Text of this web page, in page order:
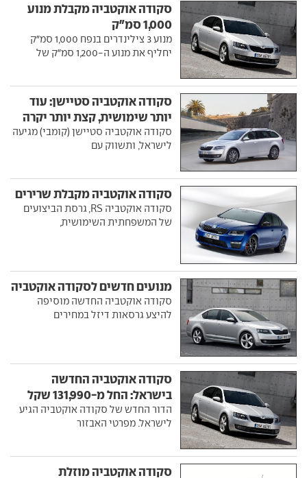
סקודה אוקטביה מקבלת מנוע
1,000 סמ"ק
מנוע 3 צילינדרים בנפח 1,000 סמ"ק
יחליף את מנוע ה-1,200 סמ"ק של
סקודה אוקטביה סטיישן: עוד
יותר שימושית, קצת יותר יקרה
סקודה אוקטביה סטיישן (קומבי) מגיעה
לישראל, ותשווק עם
סקודה אוקטביה מקבלת שרירים
סקודה אוקטביה RS, גרסת הביצועים
של המשפחתית השימושית,
מנועים חדשים לסקודה אוקטביה
סקודה אוקטביה החדשה מוסיפה
להיצע גרסאות דיזל במחירים
סקודה אוקטביה החדשה
בישראל: החל מ-131,990 שקל
הדור החדש של סקודה אוקטביה הגיע
לישראל. מפרטי האבזור
סקודה אוקטביה מוזלת